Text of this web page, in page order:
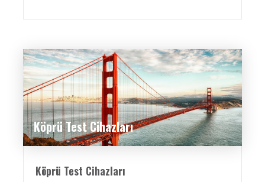
Köprü Test Cihazları
Köprü Test Cihazları